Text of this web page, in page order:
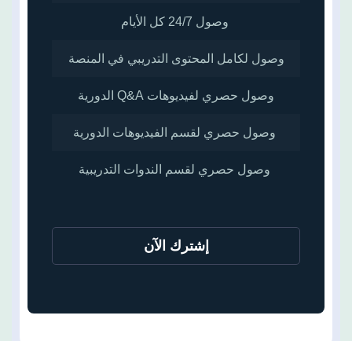
وصول 24/7 كل الأيام
وصول لكامل المحتوى التدريبي في المنصة
وصول حصري لفيديوهات Q&A الدورية
وصول حصري لقسم الفيديوهات الدورية
وصول حصري لقسم الندوات التدريبية
إشترك الآن